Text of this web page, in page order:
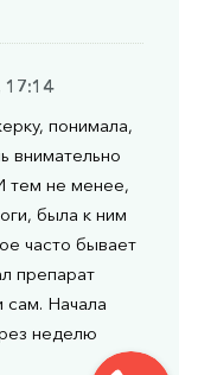
17:14
понимала,
внимательно
тем не менее,
была к ним
часто бывает
препарат
сам. Начала
неделю